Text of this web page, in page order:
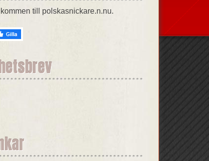
till polskasnickare.n.nu.